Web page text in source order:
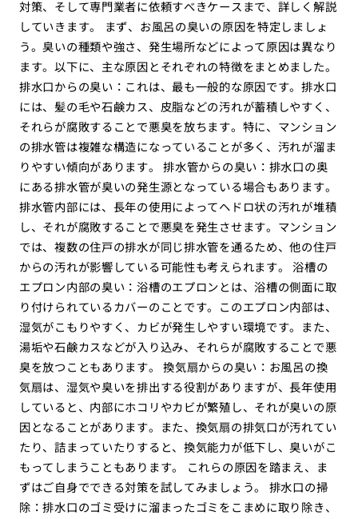
対策、そして専門業者に依頼すべきケースまで、詳しく解説
していきます。 まず、お風呂の臭いの原因を特定しましょ
う。臭いの種類や強さ、発生場所などによって原因は異なり
ます。以下に、主な原因とそれぞれの特徴をまとめました。
排水口からの臭い：これは、最も一般的な原因です。排水口
には、髪の毛や石鹸カス、皮脂などの汚れが蓄積しやすく、
それらが腐敗することで悪臭を放ちます。特に、マンション
の排水管は複雑な構造になっていることが多く、汚れが溜ま
りやすい傾向があります。 排水管からの臭い：排水口の奥
にある排水管が臭いの発生源となっている場合もあります。
排水管内部には、長年の使用によってヘドロ状の汚れが堆積
し、それが腐敗することで悪臭を発生させます。マンション
では、複数の住戸の排水が同じ排水管を通るため、他の住戸
からの汚れが影響している可能性も考えられます。 浴槽の
エプロン内部の臭い：浴槽のエプロンとは、浴槽の側面に取
り付けられているカバーのことです。このエプロン内部は、
湿気がこもりやすく、カビが発生しやすい環境です。また、
湯垢や石鹸カスなどが入り込み、それらが腐敗することで悪
臭を放つこともあります。 換気扇からの臭い：お風呂の換
気扇は、湿気や臭いを排出する役割がありますが、長年使用
していると、内部にホコリやカビが繁殖し、それが臭いの原
因となることがあります。また、換気扇の排気口が汚れてい
たり、詰まっていたりすると、換気能力が低下し、臭いがこ
もってしまうこともあります。 これらの原因を踏まえ、ま
ずはご自身でできる対策を試してみましょう。 排水口の掃
除：排水口のゴミ受けに溜まったゴミをこまめに取り除き、